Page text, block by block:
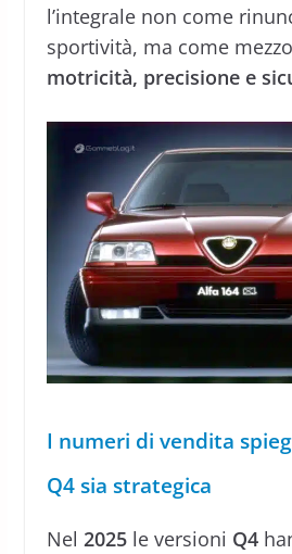
l’integrale non come
sportività, ma come
motricità, precisione e
I numeri di vendita
Q4 sia strategica
Nel 2025le versioni Q4